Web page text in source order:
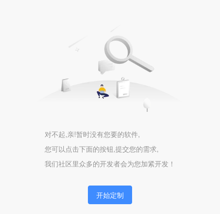
对不起,亲!暂时没有您要的软件,
您可以点击下面的按钮,提交您的需求,
我们社区里众多的开发者会为您加紧开发！
开始定制